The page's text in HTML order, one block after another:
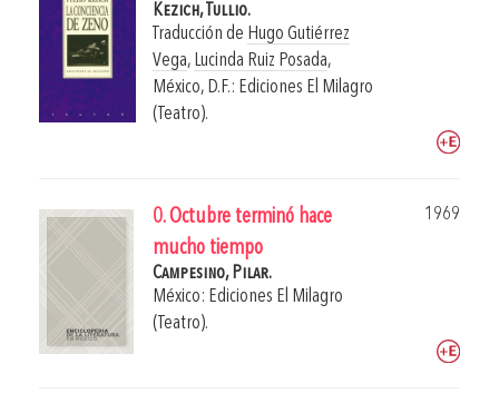
Kezich, Tullio.
Traducción de Hugo Gutiérrez
Vega, Lucinda Ruiz Posada,
México, D.F.: Ediciones El Milagro
(Teatro).
0. Octubre terminó hace
mucho tiempo
1969
Campesino, Pilar.
México: Ediciones El Milagro
(Teatro).